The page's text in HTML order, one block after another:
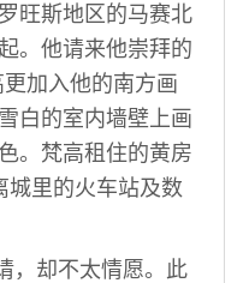
旺斯地区的马赛北
。他请来他崇拜的
加入他的南方画
白的室内墙壁上画
。梵高租住的黄房
城里的火车站及数
，却不太情愿。此